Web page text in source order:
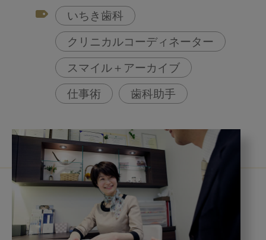
いちき歯科
クリニカルコーディネーター
スマイル＋アーカイブ
仕事術 歯科助手